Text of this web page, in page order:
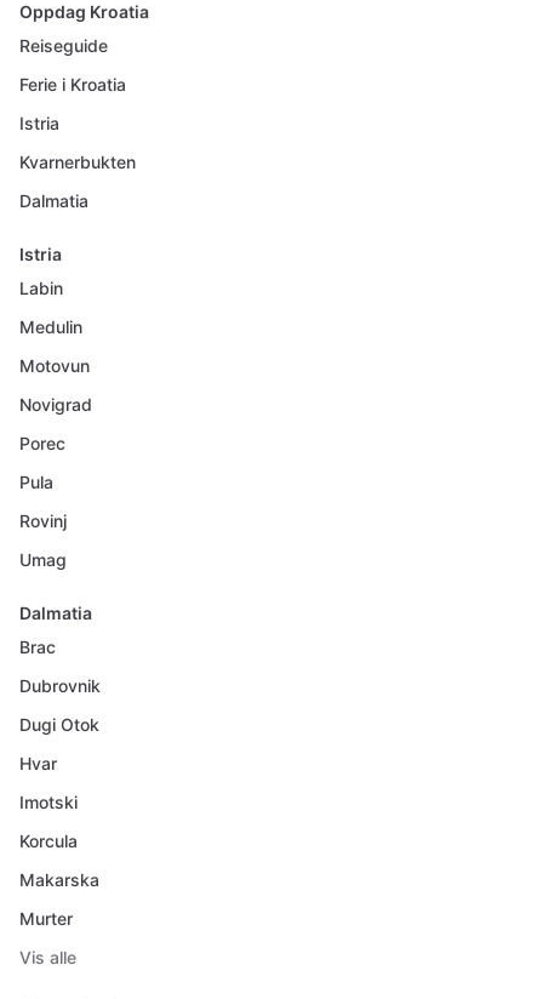
Oppdag Kroatia
Reiseguide
Ferie i Kroatia
Istria
Kvarnerbukten
Dalmatia
Istria
Labin
Medulin
Motovun
Novigrad
Porec
Pula
Rovinj
Umag
Dalmatia
Brac
Dubrovnik
Dugi Otok
Hvar
Imotski
Korcula
Makarska
Murter
Vis alle